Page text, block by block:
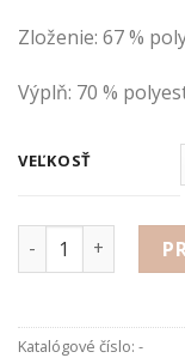
Zloženie: 67 %
Výplň: 70 %
VEĽKOSŤ
množstvo Vesta
Katalógové číslo: -